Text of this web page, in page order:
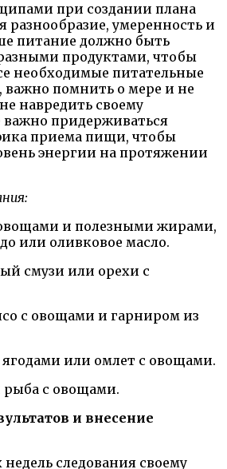
при создании плана
разнообразие, умеренность и
питание должно быть
продуктами, чтобы
необходимые питательные
важно помнить о мере и не
навредить своему
важно придерживаться
приема пищи, чтобы
энергии на протяжении
и полезными жирами,
или оливковое масло.
смузи или орехи с
с овощами и гарниром из
ягодами или омлет с овощами.
с овощами.
и внесение
следования своему